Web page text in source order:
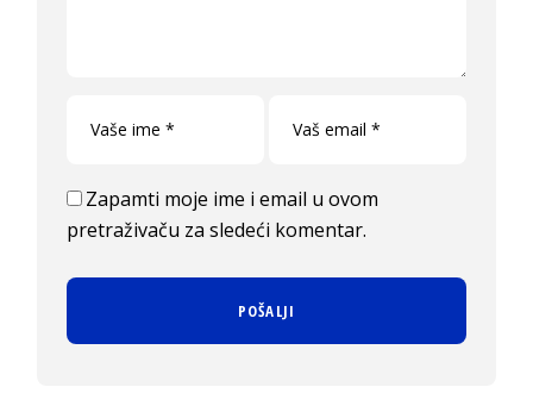
Zapamti moje ime i email u ovom
pretraživaču za sledeći komentar.